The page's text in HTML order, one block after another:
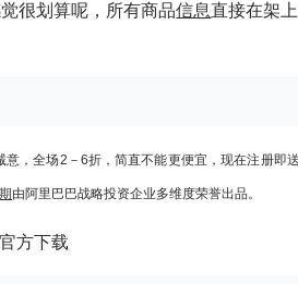
觉很划算呢，所有商品信息直接在架
意，全场2－6折，简直不能更便宜，现在注册即
由阿里巴巴战略投资企业多维度荣誉出品。